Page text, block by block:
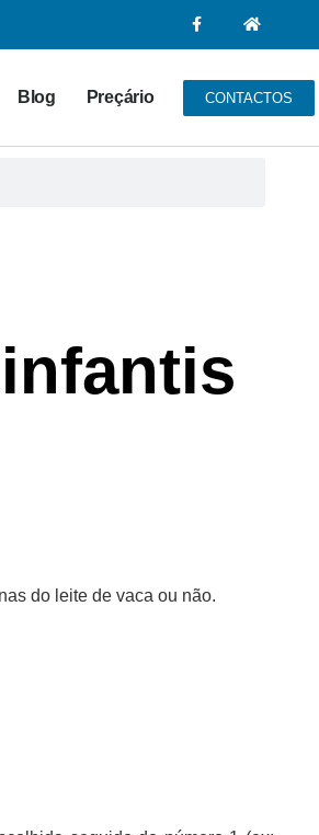
Blog Preçário CONTACTOS
do leite de vaca ou não.